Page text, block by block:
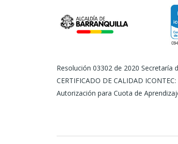
Resolución 03302 de 2020 Secretaría
CERTIFICADO DE CALIDAD
Autorización para Cuota de